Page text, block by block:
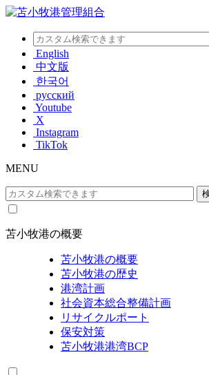
English
中文版
한국어
русский
Youtube
X
Instagram
TikTok
MENU
苫小牧港の概要
苫小牧港の概要
苫小牧港の歴史
港湾計画
社会資本総合整備計画
リサイクルポート
保安対策
苫小牧港港湾BCP